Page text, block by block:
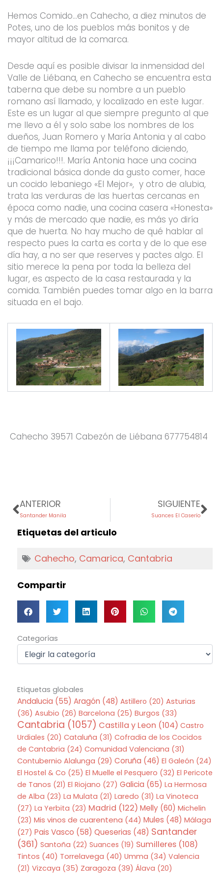
Hemos Comido…en Cahecho, a diez minutos de
Potes, uno de los pueblos más bonitos y de
mayor altitud de la comarca.
Desde aquí es posible divisar la inmensidad del
Valle de Liébana, en Cahecho se encuentra esta
taberna que debe su nombre a un pueblo
romano así llamado, y localizado en este lugar.
Este es un lugar al que siempre pregunto al que
me llevo a él y solo sabe los nombres de los
dueños, Juan Romero y María Antonia y al cabo
de tiempo me llama por teléfono diciendo,
¡¡¡Camarico!!!. María Antonia hace una cocina
tradicional básica donde da gusto comer, hace
un cocido lebaniego «El Mejor», y otro de alubia,
trata las verduras de las huertas cercanas en
época como nadie, una cocina casera «Honesta»
y más de mercado que nadie, es más yo diría
que de huerta. No hay mucho de qué hablar al
respecto pues la carta es corta y de lo que ese
día hay, a no ser que reserves y pactes algo. El
sitio merece la pena por toda la belleza del
lugar, es aspecto de la casa restaurada y la
comida. También puedes tomar algo en la barra
situada en el bajo.
Cahecho 39571 Cabezón de Liébana 677754814
Prev
ANTERIOR
Santander Manila
SIGUIENTE
Suances El Caserío
Etiquetas del articulo
Cahecho, Camarica, Cantabria
Compartir
Categorías
Categorías
Etiquetas globales
Andalucia (55) Aragón (48) Astillero (20) Asturias
(36) Asubio (26) Barcelona (25) Burgos (33)
Cantabria (1057) Castilla y Leon (104) Castro
Urdiales (20) Cataluña (31) Cofradia de los Cocidos
de Cantabria (24) Comunidad Valenciana (31)
Contubernio Alalunga (29) Coruña (46) El Galeón (24)
El Hostel & Co (25) El Muelle el Pesquero (32) El Pericote
de Tanos (21) El Riojano (27) Galicia (65) La Hermosa
de Alba (23) La Mulata (21) Laredo (31) La Vinoteca
(27) La Yerbita (23) Madrid (122) Melly(60) Michelin
(23) Mis vinos de cuarentena (44) Mules (48) Málaga
(27) Pais Vasco (58) Queserias (48) Santander
(361) Santoña (22) Suances (19) Sumilleres(108)
Tintos (40) Torrelavega (40) Umma (34) Valencia
(21) Vizcaya (35) Zaragoza (39) Álava (20)